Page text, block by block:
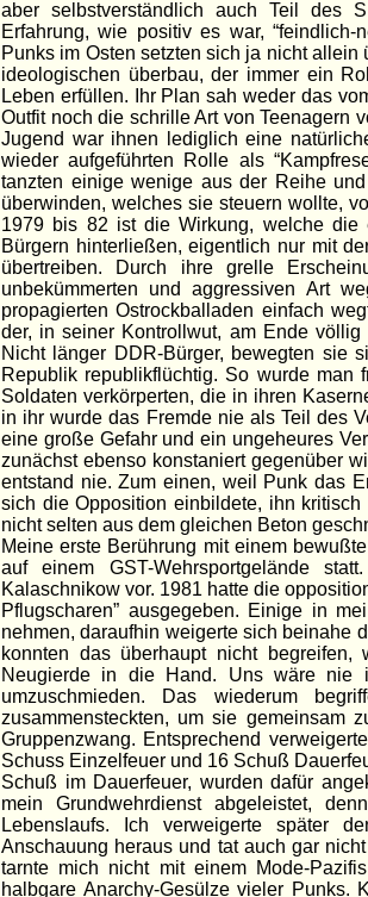
aber selbstverständlich auch Teil des
Erfahrung, wie positiv es war,
Punks im Osten setzten sich ja nicht
ideologischen überbau, der immer ein
Leben erfüllen. Ihr Plan sah weder das
Outfit noch die schrille Art von Teenagern
Jugend war ihnen lediglich eine
wieder aufgeführten Rolle als
tanzten einige wenige aus der Reihe
überwinden, welches sie steuern wollte,
1979 bis 82 ist die Wirkung, welche die
Bürgern hinterließen, eigentlich nur mit
übertreiben. Durch ihre grelle
unbekümmerten und aggressiven Art
propagierten Ostrockballaden einfach
der, in seiner Kontrollwut, am Ende
Nicht länger DDR-Bürger, bewegten sie
Republik republikflüchtig. So wurde
Soldaten verkörperten, die in ihren
in ihr wurde das Fremde nie als Teil des
eine große Gefahr und ein ungeheures
zunächst ebenso konstaniert gegenüber
entstand nie. Zum einen, weil Punk das
sich die Opposition einbildete, ihn
nicht selten aus dem gleichen Beton
Meine erste Berührung mit einem
auf einem GST-Wehrsportgelände
Kalaschnikow vor. 1981 hatte die
Pflugscharen” ausgegeben. Einige in
nehmen, daraufhin weigerte sich beinahe
konnten das überhaupt nicht
Neugierde in die Hand. Uns wäre nie
umzuschmieden. Das wiederum
zusammensteckten, um sie gemeinsam
Gruppenzwang. Entsprechend
Schuss Einzelfeuer und 16 Schuß
Schuß im Dauerfeuer, wurden dafür
mein Grundwehrdienst abgeleistet,
Lebenslaufs. Ich verweigerte später
Anschauung heraus und tat auch gar
tarnte mich nicht mit einem Mode-
halbgare Anarchy-Gesülze vieler